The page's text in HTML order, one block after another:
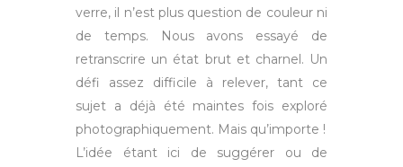
verre, il n’est plus question de couleur ni
de temps. Nous avons essayé de
retranscrire un état brut et charnel. Un
défi assez difficile à relever, tant ce
sujet a déjà été maintes fois exploré
photographiquement. Mais qu’importe !
L’idée étant ici de suggérer ou de